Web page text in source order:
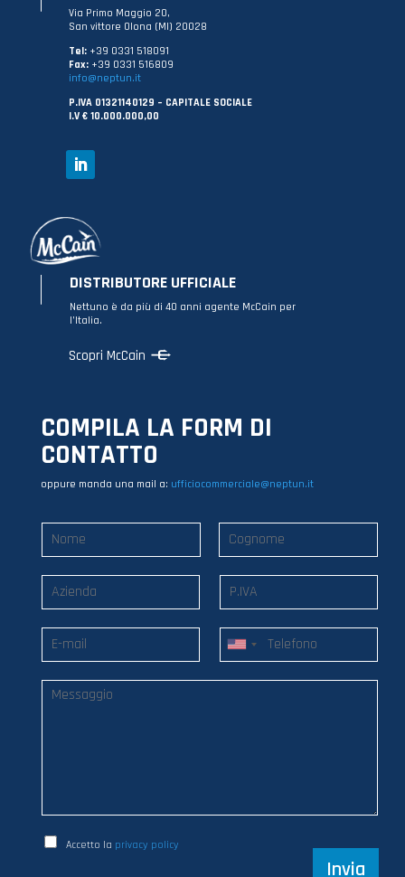
Via Primo Maggio 20,
San vittore Olona (MI) 20028
Tel: +39 0331 518091
Fax: +39 0331 516809
info@neptun.it
P.IVA 01321140129 – CAPITALE SOCIALE
I.V € 10.000.000,00
DISTRIBUTORE UFFICIALE
Nettuno è da più di 40 anni agente McCain per
l’Italia.
Scopri McCain
COMPILA LA FORM DI
CONTATTO
oppure manda una mail a: ufficiocommerciale@neptun.it
Accetto la privacy policy
Invia